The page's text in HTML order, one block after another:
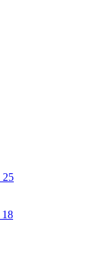
25
18